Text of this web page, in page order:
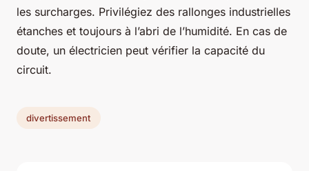
les surcharges. Privilégiez des rallonges industrielles
étanches et toujours à l’abri de l’humidité. En cas de
doute, un électricien peut vérifier la capacité du
circuit.
divertissement